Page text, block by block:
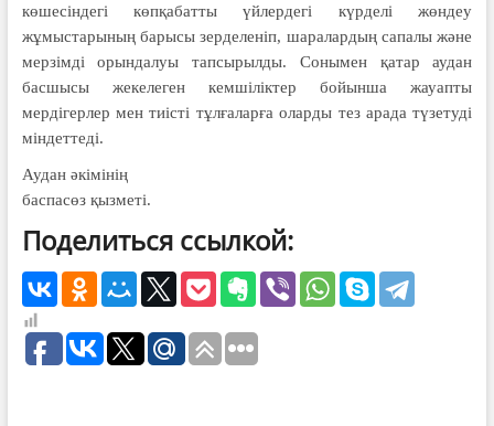
көшесіндегі көпқабатты үйлердегі күрделі жөндеу
жұмыстарының барысы зерделеніп, шаралардың сапалы және
мерзімді орындалуы тапсырылды. Сонымен қатар аудан
басшысы жекелеген кемшіліктер бойынша жауапты
мердігерлер мен тиісті тұлғаларға оларды тез арада түзетуді
міндеттеді.
Аудан әкімінің
баспасөз қызметі.
Поделиться ссылкой: